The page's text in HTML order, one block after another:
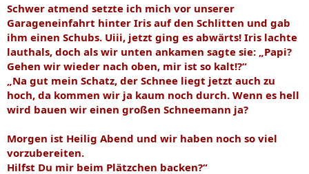
Schwer atmend setzte ich mich vor unserer
Garageneinfahrt hinter Iris auf den Schlitten und gab
ihm einen Schubs. Uiii, jetzt ging es abwärts! Iris lachte
lauthals, doch als wir unten ankamen sagte sie: „Papi?
Gehen wir wieder nach oben, mir ist so kalt!?“
„Na gut mein Schatz, der Schnee liegt jetzt auch zu
hoch, da kommen wir ja kaum noch durch. Wenn es hell
wird bauen wir einen großen Schneemann ja?
Morgen ist Heilig Abend und wir haben noch so viel
vorzubereiten.
Hilfst Du mir beim Plätzchen backen?“